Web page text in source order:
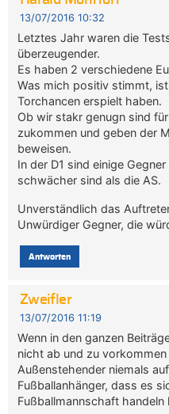
13/07/2016 10:32
Letztes Jahr waren die
überzeugender.
Es haben 2 verschiedene
Was mich positiv stimmt,
Torchancen erspielt haben.
Ob wir stakr genugn sind
zukommen und geben der
beweisen.
In der D1 sind einige
schwächer sind als die AS.
Unverständlich das
Unwürdiger Gegner, die
Antworten
Zweifler
13/07/2016 11:19
Wenn in den ganzen
nicht ab und zu
Außenstehender niemals
Fußballanhänger, dass es
Fußballmannschaft